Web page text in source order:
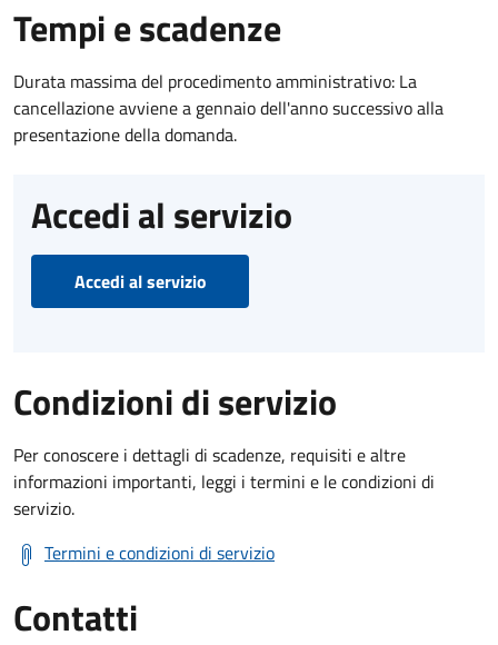
Tempi e scadenze
Durata massima del procedimento amministrativo: La
cancellazione avviene a gennaio dell'anno successivo alla
presentazione della domanda.
Accedi al servizio
Accedi al servizio
Condizioni di servizio
Per conoscere i dettagli di scadenze, requisiti e altre
informazioni importanti, leggi i termini e le condizioni di
servizio.
Termini e condizioni di servizio
Contatti